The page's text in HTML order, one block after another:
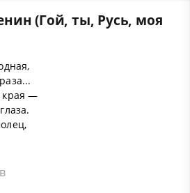
(Гой, ты, Русь, моя
края —